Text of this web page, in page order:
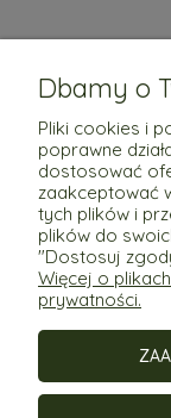
Dbamy o
Pliki cookies i
poprawne
dostosować
zaakceptować
tych plików i
plików do
"Dostosuj
Więcej o
prywatności.